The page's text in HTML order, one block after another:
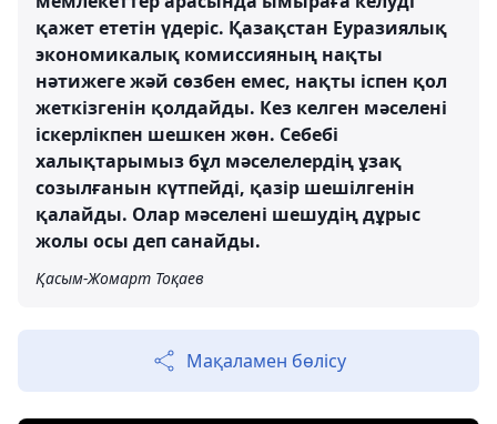
қажет ететін үдеріс. Қазақстан Еуразиялық
экономикалық комиссияның нақты
нәтижеге жәй сөзбен емес, нақты іспен қол
жеткізгенін қолдайды. Кез келген мәселені
іскерлікпен шешкен жөн. Себебі
халықтарымыз бұл мәселелердің ұзақ
созылғанын күтпейді, қазір шешілгенін
қалайды. Олар мәселені шешудің дұрыс
жолы осы деп санайды.
Қасым-Жомарт Тоқаев
Мақаламен бөлісу